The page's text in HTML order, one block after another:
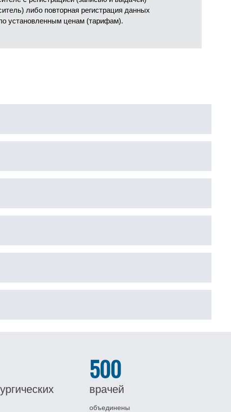
либо повторная регистрация данных
установленным ценам (тарифам).
500
врачей
объединены